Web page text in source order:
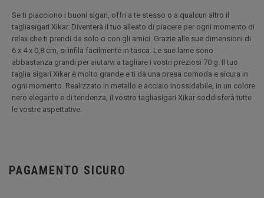
Se ti piacciono i buoni sigari, offri a te stesso o a qualcun altro il
tagliasigari Xikar. Diventerà il tuo alleato di piacere per ogni momento di
relax che ti prendi da solo o con gli amici. Grazie alle sue dimensioni di
6 x 4 x 0,8 cm, si infila facilmente in tasca. Le sue lame sono
abbastanza grandi per aiutarvi a tagliare i vostri preziosi 70 g. Il tuo
taglia sigari Xikar è molto grande e ti dà una presa comoda e sicura in
ogni momento. Realizzato in metallo e acciaio inossidabile, in un colore
nero elegante e di tendenza, il vostro tagliasigari Xikar soddisferà tutte
le vostre aspettative.
PAGAMENTO SICURO